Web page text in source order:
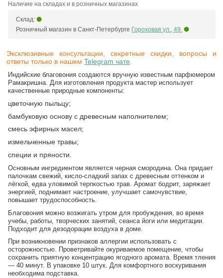
Наличие на складах и в розничных магазинах
Склад:
Розничный магазин в Санкт-Петербурге Гороховая ул., 49.
Эксклюзивные консультации, секретные скидки, вопросы и
ответы только в нашемTelegram чате
Индийские благовония создаются вручную известным парфюмером
Рамакришна. Для изготовления продукта мастер использует
качественные природные компоненты:
цветочную пыльцу;
бамбуковую основу с древесным наполнителем;
смесь эфирных масел;
измельченные травы;
специи и пряности.
Основным ингредиентом является черная смородина. Она придает
палочкам свежий, кисло-сладкий запах с древесным оттенком и
лёгкой, едва уловимой терпкостью трав. Аромат бодрит, заряжает
энергией, поднимает настроение, улучшает самочувствие,
повышает трудоспособность.
Благовония можно возжигать утром для пробуждения, во время
учебы, работы, творческих занятий, сеанса йоги или медитации.
Подходит для дезодорации воздуха в доме.
При возникновении признаков аллергии использовать с
осторожностью. Проветривайте окуриваемое помещение, чтобы
сохранить приятную концентрацию ягодного аромата. Время тления
— 40 минут. В упаковке 10 штук. Для комфортного воскуривания
необходима подставка.